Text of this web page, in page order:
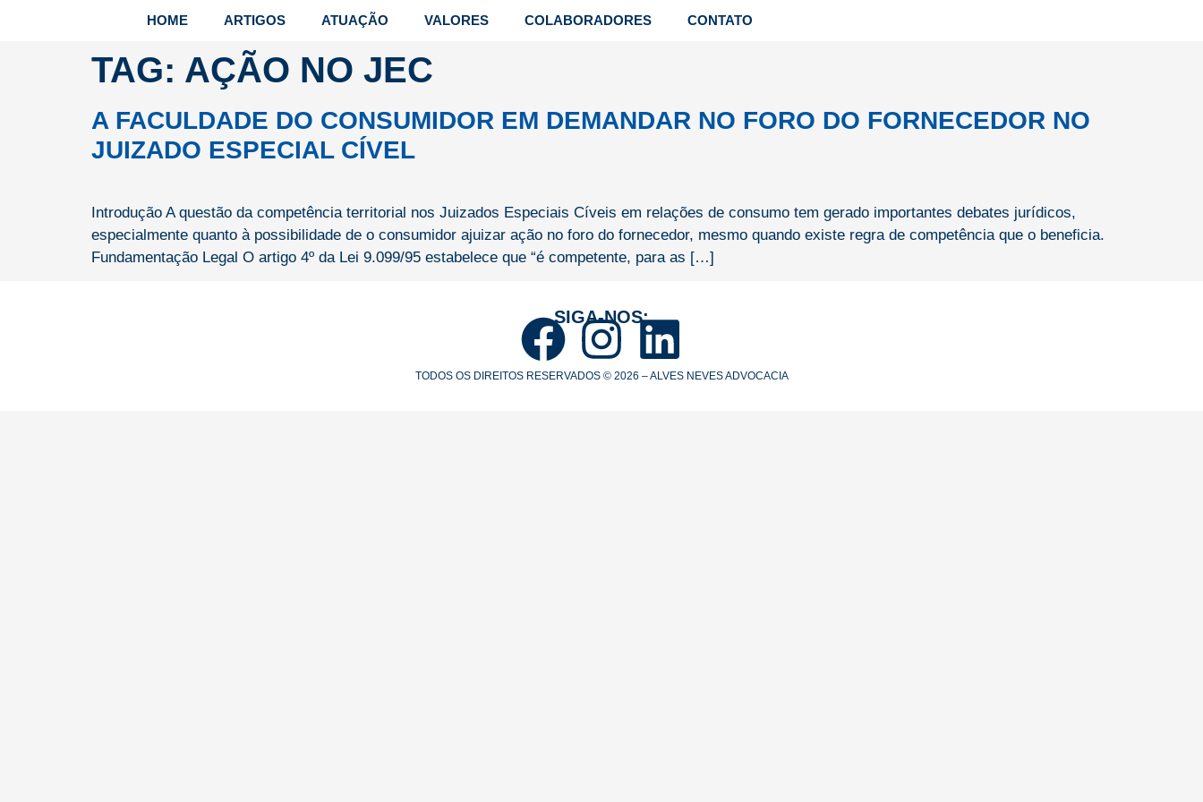
HOME ARTIGOS ATUAÇÃO VALORES COLABORADORES CONTATO
TAG: AÇÃO NO JEC
A FACULDADE DO CONSUMIDOR EM DEMANDAR NO FORO DO FORNECEDOR NO
JUIZADO ESPECIAL CÍVEL
Introdução A questão da competência territorial nos Juizados Especiais Cíveis em relações de consumo tem gerado importantes debates jurídicos,
especialmente quanto à possibilidade de o consumidor ajuizar ação no foro do fornecedor, mesmo quando existe regra de competência que o beneficia.
Fundamentação Legal O artigo 4º da Lei 9.099/95 estabelece que “é competente, para as […]
SIGA-NOS:
TODOS OS DIREITOS RESERVADOS © 2026 – ALVES NEVES ADVOCACIA